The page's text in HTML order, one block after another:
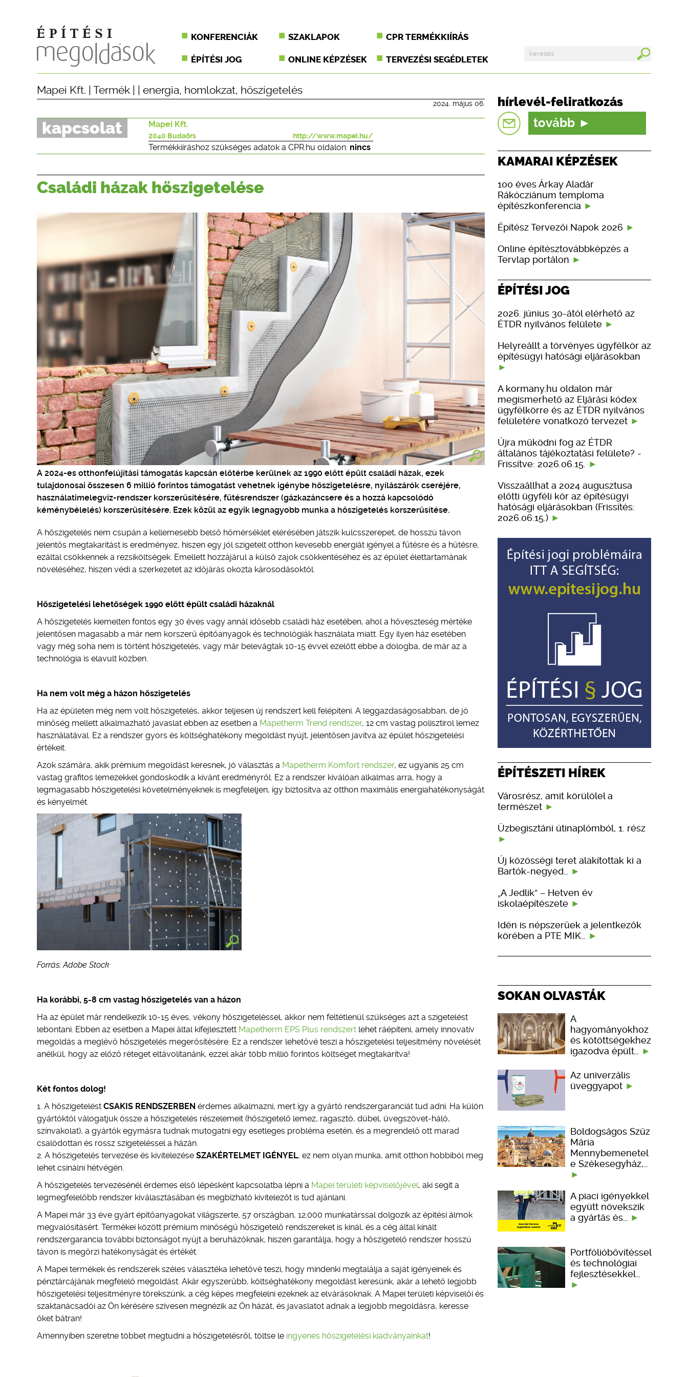
KONFERENCIÁK SZAKLAPOK CPR TERMÉKKIÍRÁS
ÉPÍTÉSI JOG ONLINE KÉPZÉSEK TERVEZÉSI SEGÉDLETEK
Mapei Kft. Termék energia, homlokzat, hőszigetelés
2024. május 06.
kapcsolat Mapei Kft.
2040 Budaörs http://www.mapei.hu/
Termékkiíráshoz szükséges adatok a CPR.hu oldalon: nincs
Családi házak hőszigetelése
A 2024-es otthonfelújítási támogatás kapcsán előtérbe kerülnek az 1990 előtt épült családi házak, ezek
tulajdonosai összesen 6 millió forintos támogatást vehetnek igénybe hőszigetelésre, nyílászárók cseréjére,
használatimelegvíz-rendszer korszerűsítésére, fűtésrendszer (gázkazáncsere és a hozzá kapcsolódó
kéménybélelés) korszerűsítésére. Ezek közül az egyik legnagyobb munka a hőszigetelés korszerűsítése.
A hőszigetelés nem csupán a kellemesebb belső hőmérséklet elérésében játszik kulcsszerepet, de hosszú távon
jelentős megtakarítást is eredményez, hiszen egy jól szigetelt otthon kevesebb energiát igényel a fűtésre és a hűtésre,
ezáltal csökkennek a rezsiköltségek. Emellett hozzájárul a külső zajok csökkentéséhez és az épület élettartamának
növeléséhez, hiszen védi a szerkezetet az időjárás okozta károsodásoktól.
Hőszigetelési lehetőségek 1990 előtt épült családi házaknál
A hőszigetelés kiemelten fontos egy 30 éves vagy annál idősebb családi ház esetében, ahol a hőveszteség mértéke
jelentősen magasabb a már nem korszerű építőanyagok és technológiák használata miatt. Egy ilyen ház esetében
vagy még soha nem is történt hőszigetelés, vagy már belevágtak 10-15 évvel ezelőtt ebbe a dologba, de már az a
technológia is elavult közben.
Ha nem volt még a házon hőszigetelés
Ha az épületen még nem volt hőszigetelés, akkor teljesen új rendszert kell felépíteni. A leggazdaságosabban, de jó
minőség mellett alkalmazható javaslat ebben az esetben a Mapetherm Trend rendszer, 12 cm vastag polisztirol lemez
használatával. Ez a rendszer gyors és költséghatékony megoldást nyújt, jelentősen javítva az épület hőszigetelési
értékeit.
Azok számára, akik prémium megoldást keresnek, jó választás a Mapetherm Komfort rendszer, ez ugyanis 25 cm
vastag grafitos lemezekkel gondoskodik a kívánt eredményről. Ez a rendszer kiválóan alkalmas arra, hogy a
legmagasabb hőszigetelési követelményeknek is megfeleljen, így biztosítva az otthon maximális energiahatékonyságát
és kényelmét.
Forrás: Adobe Stock
Ha korábbi, 5-8 cm vastag hőszigetelés van a házon
Ha az épület már rendelkezik 10-15 éves, vékony hőszigeteléssel, akkor nem feltétlenül szükséges azt a szigetelést
lebontani. Ebben az esetben a Mapei által kifejlesztett Mapetherm EPS Plus rendszert lehet ráépíteni, amely innovatív
megoldás a meglévő hőszigetelés megerősítésére. Ez a rendszer lehetővé teszi a hőszigetelési teljesítmény növelését
anélkül, hogy az előző réteget eltávolítanánk, ezzel akár több millió forintos költséget megtakarítva!
Két fontos dolog!
A hőszigetelést CSAKIS RENDSZERBEN érdemes alkalmazni, mert így a gyártó rendszergaranciát tud adni. Ha külön
gyártóktól válogatjuk össze a hőszigetelés részelemeit (hőszigetelő lemez, ragasztó, dübel, üvegszövet-háló,
színvakolat), a gyártók egymásra tudnak mutogatni egy esetleges probléma esetén, és a megrendelő ott marad
csalódottan és rossz szigeteléssel a házán.
A hőszigetelés tervezése és kivitelezése SZAKÉRTELMET IGÉNYEL, ez nem olyan munka, amit otthon hobbiból meg
lehet csinálni hétvégén.
A hőszigetelés tervezésénél érdemes első lépésként kapcsolatba lépni a Mapei területi képviselőjével, aki segít a
legmegfelelőbb rendszer kiválasztásában és megbízható kivitelezőt is tud ajánlani.
A Mapei már 33 éve gyárt építőanyagokat világszerte, 57 országban, 12.000 munkatárssal dolgozik az építési álmok
megvalósításért. Termékei között prémium minőségű hőszigetelő rendszereket is kínál, és a cég által kínált
rendszergarancia további biztonságot nyújt a beruházóknak, hiszen garantálja, hogy a hőszigetelő rendszer hosszú
távon is megőrzi hatékonyságát és értékét.
A Mapei termékek és rendszerek széles választéka lehetővé teszi, hogy mindenki megtalálja a saját igényeinek és
pénztárcájának megfelelő megoldást. Akár egyszerűbb, költséghatékony megoldást keresünk, akár a lehető legjobb
hőszigetelési teljesítményre törekszünk, a cég képes megfelelni ezeknek az elvárásoknak. A Mapei területi képviselői és
szaktanácsadói az Ön kérésére szívesen megnézik az Ön házát, és javaslatot adnak a legjobb megoldásra, keresse
őket bátran!
Amennyiben szeretne többet megtudni a hőszigetelésről, töltse le ingyenes hőszigetelési kiadványainkat!
hírlevél-feliratkozás
tovább
KAMARAI KÉPZÉSEK
100 éves Árkay Aladár
Rákócziánum temploma
építészkonferencia
Építész Tervezői Napok 2026
Online építésztovábbképzés a
Tervlap portálon
ÉPÍTÉSI JOG
2026. június 30-ától elérhető az
ÉTDR nyilvános felülete
Helyreállt a törvényes ügyfélkör az
építésügyi hatósági eljárásokban
A kormany.hu oldalon már
megismerhető az Eljárási kódex
ügyfélkörre és az ÉTDR nyilvános
felületére vonatkozó tervezet
Újra működni fog az ÉTDR
általános tájékoztatási felülete? -
Frissítve: 2026.06.15.
Visszaállhat a 2024 augusztusa
előtti ügyféli kör az építésügyi
hatósági eljárásokban (Frissítés:
2026.06.15.)
ÉPÍTÉSZETI HÍREK
Városrész, amit körülölel a
természet
Üzbegisztáni útinaplómból, 1. rész
Új közösségi teret alakítottak ki a
Bartók-negyed…
„A Jedlik” – Hetven év
iskolaépítészete
Idén is népszerűek a jelentkezők
körében a PTE MIK…
SOKAN OLVASTÁK
A
hagyományokhoz
és kötöttségekhez
igazodva épült…
Az univerzális
üveggyapot
Boldogságos Szűz
Mária
Mennybemenetel
e Székesegyház,…
A piaci igényekkel
együtt növekszik
a gyártás és…
Portfólióbővítéssel
és technológiai
fejlesztésekkel…